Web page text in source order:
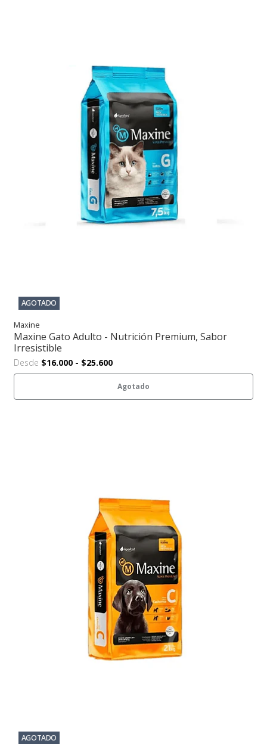
AGOTADO
Maxine
Maxine Gato Adulto - Nutrición Premium, Sabor
Irresistible
Desde $16.000 - $25.600
Agotado
AGOTADO